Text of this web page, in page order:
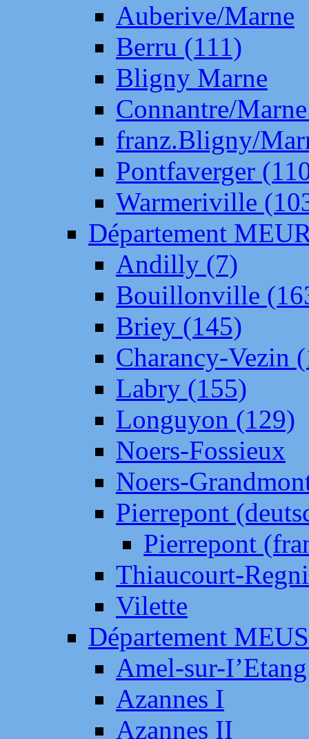
Auberive/Marne
Berru (111)
Bligny Marne
Connantre/
franz.Bligny/
Pontfaverger
Warmeriville
Département
Andilly (7)
Bouillonville
Briey (145)
Charancy-Vezin
Labry (155)
Longuyon (129)
Noers-Fossieux
Noers-
Pierrepont
Pierrepont
Thiaucourt-
Vilette
Département
Amel-sur-
Azannes I
Azannes II